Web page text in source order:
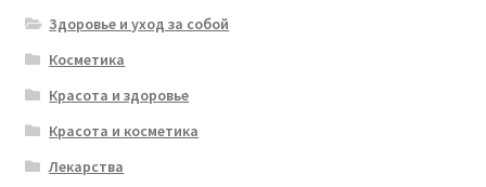
Здоровье и уход за собой
Косметика
Красота и здоровье
Красота и косметика
Лекарства